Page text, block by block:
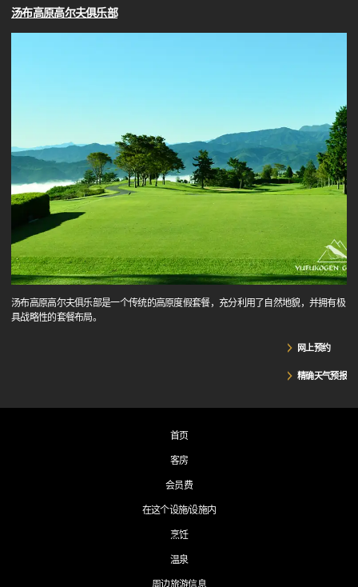
汤布高原高尔夫俱乐部
汤布高原高尔夫俱乐部是一个传统的高原度假套餐，充分利用了自然地貌，并拥有极
具战略性的套餐布局。
网上预约
精确天气预报
首页
客房
会员费
在这个设施/设施内
烹饪
温泉